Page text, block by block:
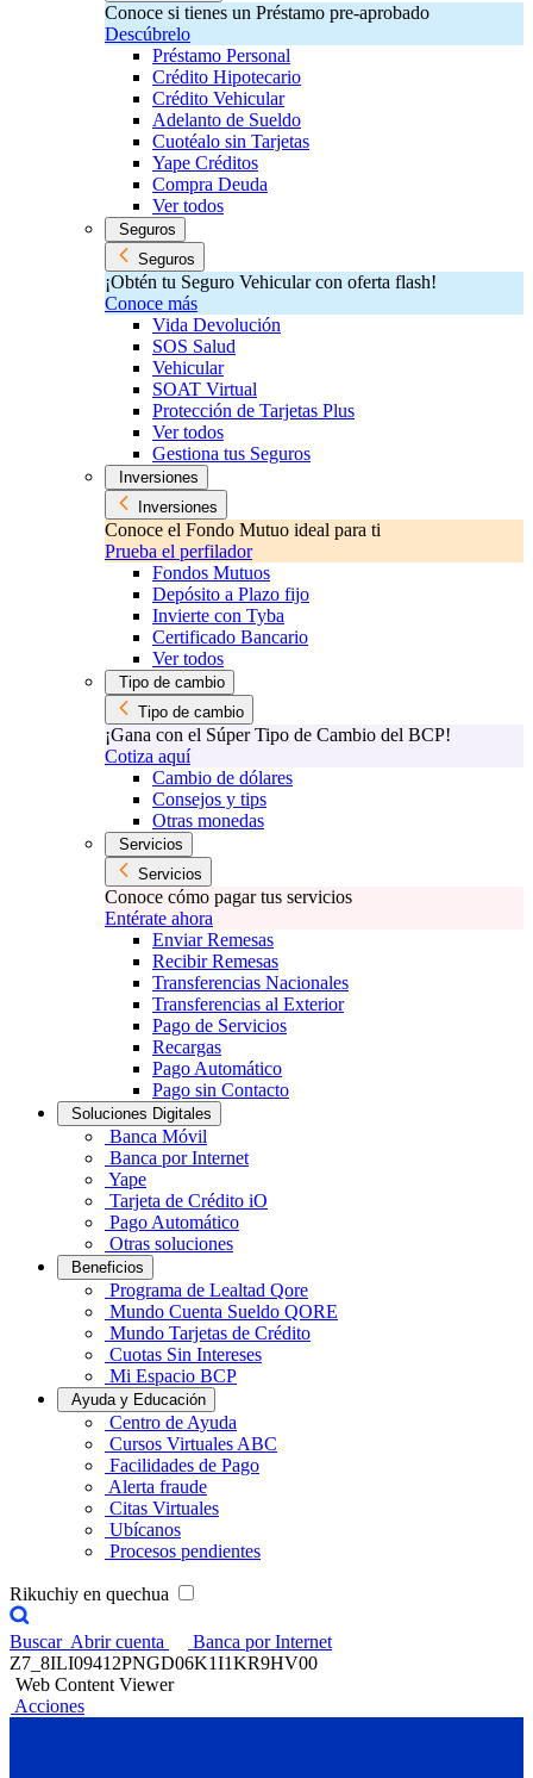
Conoce si tienes un Préstamo pre-aprobado
Descúbrelo
Préstamo Personal
Crédito Hipotecario
Crédito Vehicular
Adelanto de Sueldo
Cuotéalo sin Tarjetas
Yape Créditos
Compra Deuda
Ver todos
Seguros
Seguros
¡Obtén tu Seguro Vehicular con oferta flash!
Conoce más
Vida Devolución
SOS Salud
Vehicular
SOAT Virtual
Protección de Tarjetas Plus
Ver todos
Gestiona tus Seguros
Inversiones
Inversiones
Conoce el Fondo Mutuo ideal para ti
Prueba el perfilador
Fondos Mutuos
Depósito a Plazo fijo
Invierte con Tyba
Certificado Bancario
Ver todos
Tipo de cambio
Tipo de cambio
¡Gana con el Súper Tipo de Cambio del BCP!
Cotiza aquí
Cambio de dólares
Consejos y tips
Otras monedas
Servicios
Servicios
Conoce cómo pagar tus servicios
Entérate ahora
Enviar Remesas
Recibir Remesas
Transferencias Nacionales
Transferencias al Exterior
Pago de Servicios
Recargas
Pago Automático
Pago sin Contacto
Soluciones Digitales
Banca Móvil
Banca por Internet
Yape
Tarjeta de Crédito iO
Pago Automático
Otras soluciones
Beneficios
Programa de Lealtad Qore
Mundo Cuenta Sueldo QORE
Mundo Tarjetas de Crédito
Cuotas Sin Intereses
Mi Espacio BCP
Ayuda y Educación
Centro de Ayuda
Cursos Virtuales ABC
Facilidades de Pago
Alerta fraude
Citas Virtuales
Ubícanos
Procesos pendientes
Rikuchiy en quechua
Buscar Abrir cuenta
Banca por Internet
Z7_8ILI09412PNGD06K1I1KR9HV00
Web Content Viewer
Acciones